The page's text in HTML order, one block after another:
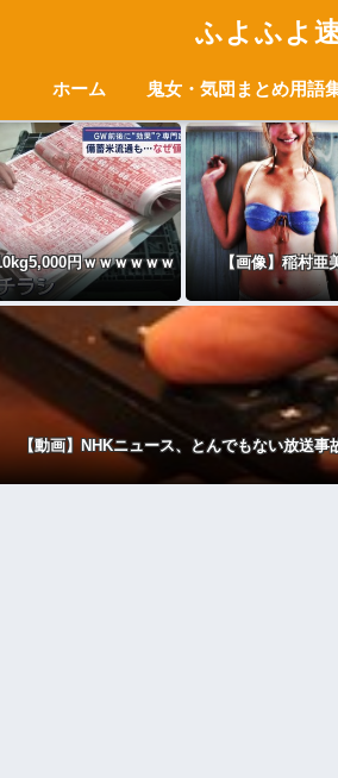
ふよふよ速
ホーム 鬼女・気団まとめ用語
円ｗｗｗｗｗｗ 【画像】稲村亜
【動画】NHKニュース、とんでもない放送